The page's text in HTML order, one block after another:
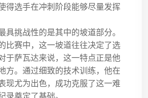
得选手在冲刺阶段能够尽量发挥
具挑战性的是其中的坡道部分。
比赛中，这一坡道往往决定了选
于萨瓦达来说，这一特点正是他
方。通过细致的技术训练，他在
现尤为出色，成功克服了这一难